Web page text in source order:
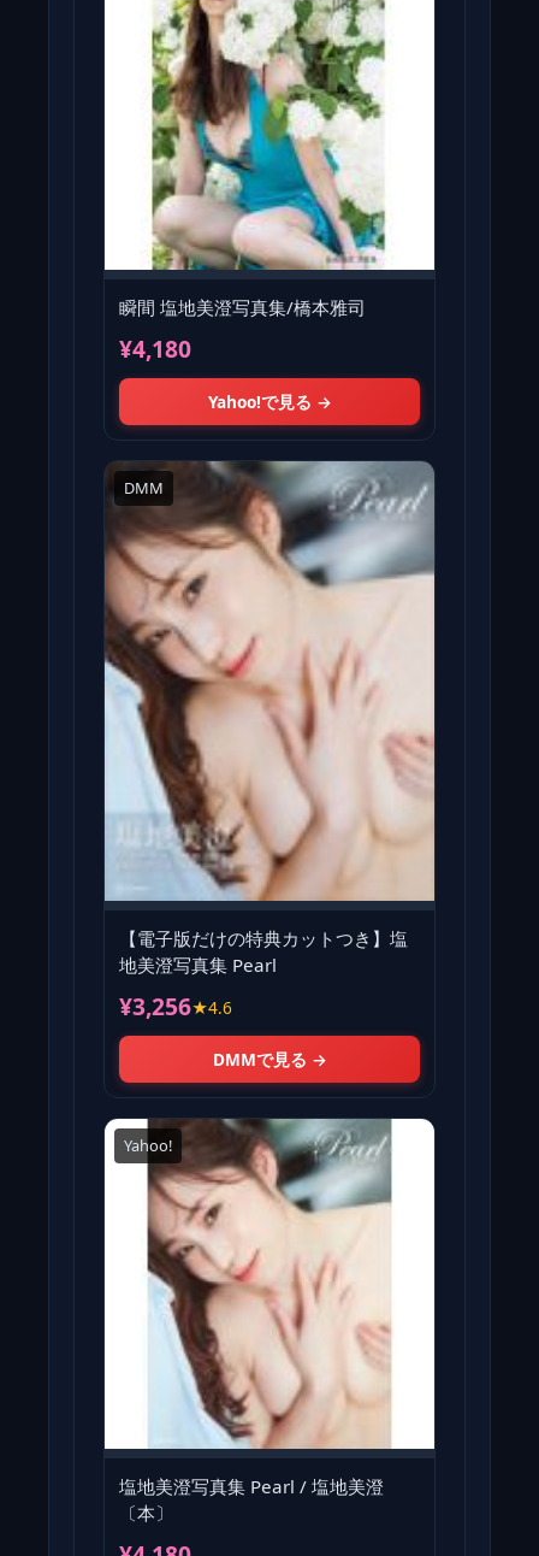
瞬間 塩地美澄写真集/橋本雅司
¥4,180
Yahoo!で見る →
DMM
【電子版だけの特典カットつき】塩
地美澄写真集 Pearl
¥3,256★4.6
DMMで見る →
Yahoo!
塩地美澄写真集 Pearl / 塩地美澄
〔本〕